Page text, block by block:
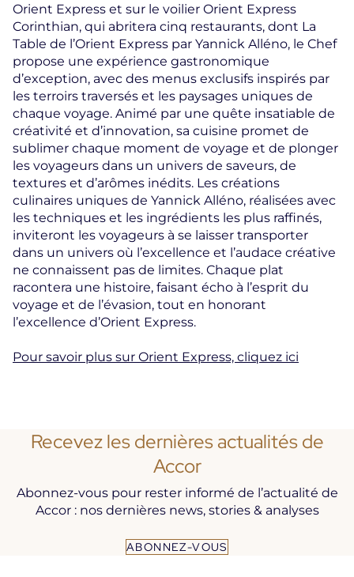
Orient Express et sur le voilier Orient Express
Corinthian, qui abritera cinq restaurants, dont La
Table de l’Orient Express par Yannick Alléno, le Chef
propose une expérience gastronomique
d’exception, avec des menus exclusifs inspirés par
les terroirs traversés et les paysages uniques de
chaque voyage. Animé par une quête insatiable de
créativité et d’innovation, sa cuisine promet de
sublimer chaque moment de voyage et de plonger
les voyageurs dans un univers de saveurs, de
textures et d’arômes inédits. Les créations
culinaires uniques de Yannick Alléno, réalisées avec
les techniques et les ingrédients les plus raffinés,
inviteront les voyageurs à se laisser transporter
dans un univers où l’excellence et l’audace créative
ne connaissent pas de limites. Chaque plat
racontera une histoire, faisant écho à l’esprit du
voyage et de l’évasion, tout en honorant
l’excellence d’Orient Express.
Pour savoir plus sur Orient Express, cliquez ici
Recevez les dernières actualités de
Accor
Abonnez-vous pour rester informé de l’actualité de
Accor : nos dernières news, stories & analyses
ABONNEZ-VOUS